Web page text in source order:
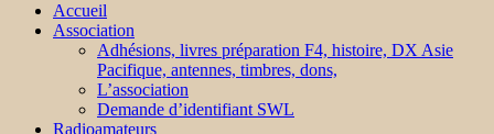
Accueil
Association
Adhésions, livres préparation F4, histoire, DX Asie
Pacifique, antennes, timbres, dons,
L’association
Demande d’identifiant SWL
Radioamateurs